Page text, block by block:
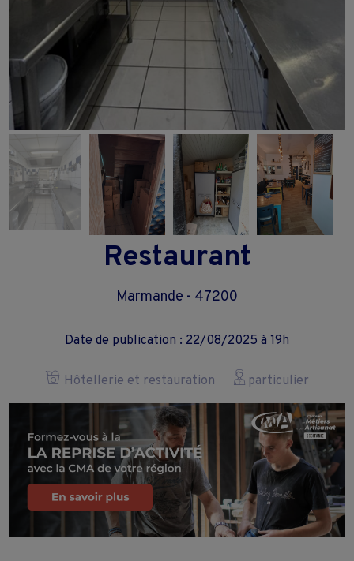
Restaurant
Marmande - 47200
Date de publication : 22/08/2025 à 19h
Hôtellerie et restauration particulier